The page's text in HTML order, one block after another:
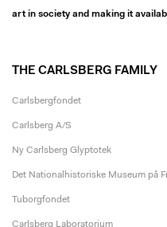
art in society and making it
THE CARLSBERG FAMILY
Carlsbergfondet
Carlsberg A/S
Ny Carlsberg Glyptotek
Det Nationalhistoriske Museum på
Tuborgfondet
Carlsberg Laboratorium